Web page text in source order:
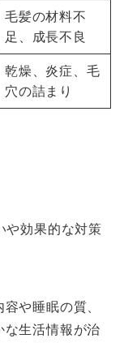
毛髪の材料不
足、成長不良
乾燥、炎症、毛
穴の詰まり
や効果的な対策
や睡眠の質、
な生活情報が治